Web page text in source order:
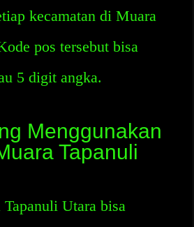
kecamatan di Muara
pos tersebut bisa
5 digit angka.
Menggunakan
Tapanuli
Utara bisa